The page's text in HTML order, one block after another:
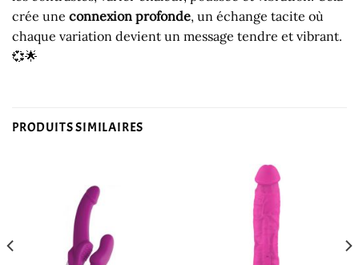
crée une connexion profonde, un échange tacite où
chaque variation devient un message tendre et vibrant.
💞🌟
PRODUITS SIMILAIRES